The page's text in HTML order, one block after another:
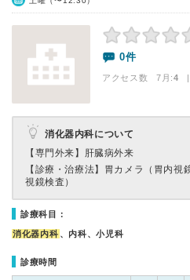
0件
アクセス数 7月:4 |
消化器内科について
【専門外来】 肝臓病外来
【診療・治療法】 胃カメラ（胃内視
視鏡検査）
診療科目：
消化器内科 、内科、小児科
診療時間